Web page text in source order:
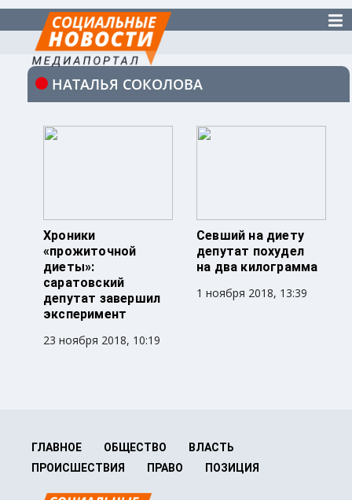
НАТАЛЬЯ СОКОЛОВА
Хроники
«прожиточной
диеты»:
саратовский
депутат завершил
эксперимент
23 ноября 2018, 10:19
Севший на диету
депутат похудел
на два килограмма
1 ноября 2018, 13:39
ГЛАВНОЕ ОБЩЕСТВО
ВЛАСТЬ
ПРОИСШЕСТВИЯ
ПРАВО ПОЗИЦИЯ